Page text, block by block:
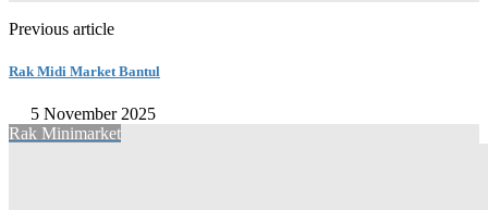
Previous article
Rak Midi Market Bantul
5 November 2025
Rak Minimarket